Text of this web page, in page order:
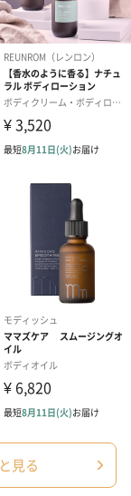
カ
ピ
【誕生日】
Birthday ホワ
刷なし）（
ン
コットン巾着
とう】 M（
見る